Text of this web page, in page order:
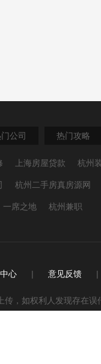
公司 热门攻略
上海房屋贷款 杭州
杭州二手房真房源网
一席之地 杭州兼职
心 | 意见反馈 |
传，如权利人发现存在